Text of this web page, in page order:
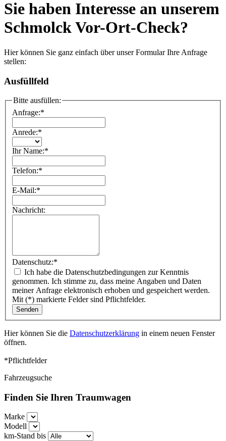
Sie haben Interesse an unserem
Schmolck Vor-Ort-Check?
Hier können Sie ganz einfach über unser Formular Ihre Anfrage
stellen:
Ausfüllfeld
Bitte ausfüllen:
Anfrage:*
Anrede:*
Ihr Name:*
Telefon:*
E-Mail:*
Nachricht:
Datenschutz:*
genommen. Ich stimme zu, dass meine Angaben und Daten
meiner Anfrage elektronisch erhoben und gespeichert werden.
Mit (*) markierte Felder sind Pflichtfelder.
Hier können Sie die Datenschutzerklärung in einem neuen Fenster
öffnen.
*Pflichtfelder
Fahrzeugsuche
Finden Sie Ihren Traumwagen
Marke
Modell
km-Stand bis